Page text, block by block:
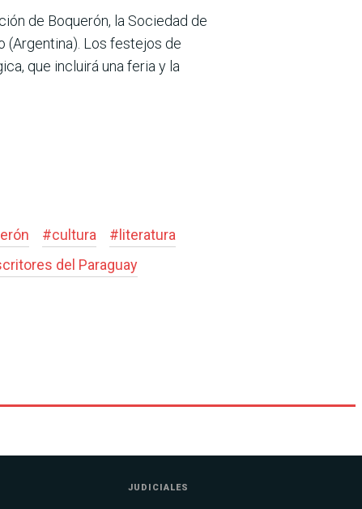
de Boquerón, la Sociedad de
(Argentina). Los festejos de
que incluirá una feria y la
#cultura # literatura
del Paraguay
JUDICIALES